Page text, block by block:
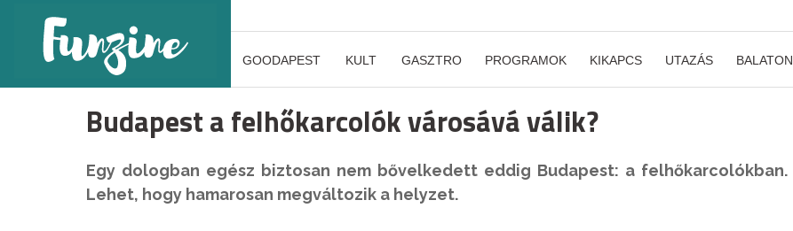
GOODAPEST KULT GASZTRO PROGRAMOK KIKAPCS UTAZÁS BALATON
Budapest a felhőkarcolók városává válik?
Egy dologban egész biztosan nem bővelkedett eddig Budapest: a felhőkarcolókban.
Lehet, hogy hamarosan megváltozik a helyzet.